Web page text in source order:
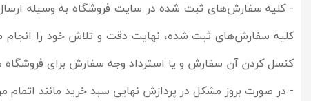
- کلیه سفارش‌‏های ثبت شده در سایت فروشگاه به وسیله
کلیه سفارش‌‏های ثبت شده، نهایت دقت و تلاش خود را
کنسل کردن آن سفارش و یا استرداد وجه سفارش برای
- در صورت بروز مشکل در پردازش نهایی سبد خرید مانند اتمام موجودی کالا یا انصراف